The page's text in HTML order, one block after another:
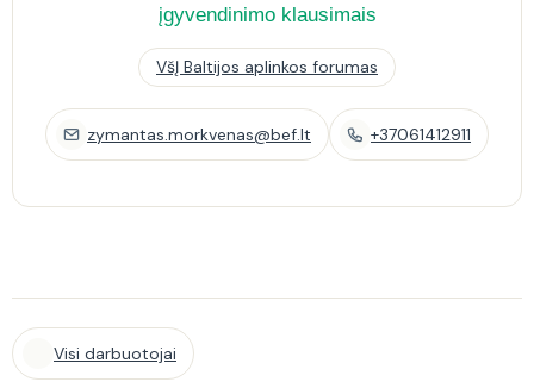
įgyvendinimo klausimais
VšĮ Baltijos aplinkos forumas
zymantas.morkvenas@bef.lt +37061412911
Visi darbuotojai